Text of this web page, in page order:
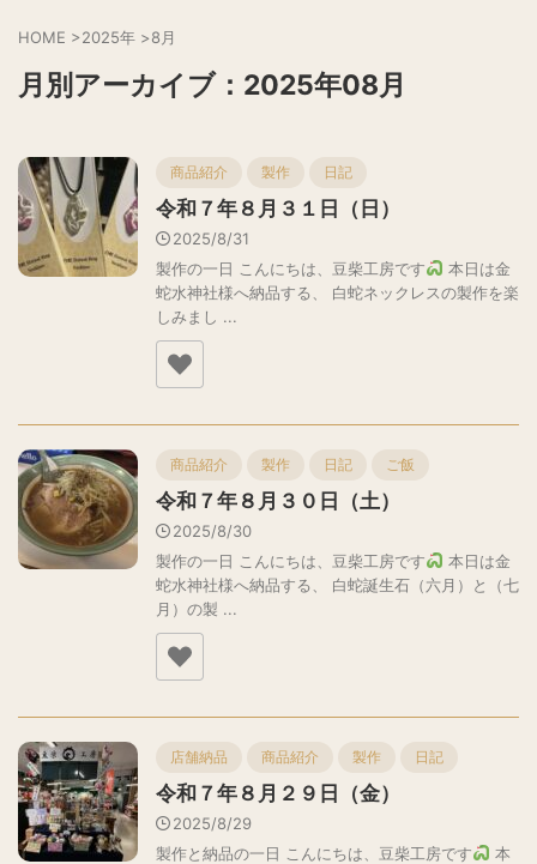
HOME >2025年 >8月
月別アーカイブ：2025年08月
商品紹介 製作 日記
令和７年８月３１日（日）
2025/8/31
製作の一日 こんにちは、豆柴工房です
本日は金
蛇水神社様へ納品する、 白蛇ネックレスの製作を楽
しみまし ...
商品紹介 製作 日記 ご飯
令和７年８月３０日（土）
2025/8/30
製作の一日 こんにちは、豆柴工房です
本日は金
蛇水神社様へ納品する、 白蛇誕生石（六月）と（七
月）の製 ...
店舗納品 商品紹介 製作 日記
令和７年８月２９日（金）
2025/8/29
製作と納品の一日 こんにちは、豆柴工房です
本